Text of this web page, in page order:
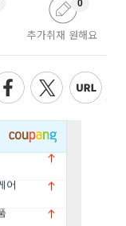
추가취재 원해요
0